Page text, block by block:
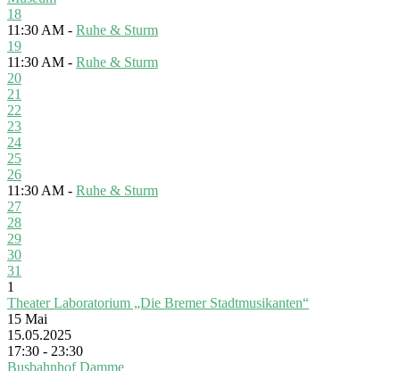
18
11:30 AM - Ruhe & Sturm
19
11:30 AM - Ruhe & Sturm
20
21
22
23
24
25
26
11:30 AM - Ruhe & Sturm
27
28
29
30
31
1
Theater Laboratorium „Die Bremer Stadtmusikanten“
15 Mai
15.05.2025
17:30 - 23:30
Busbahnhof Damme